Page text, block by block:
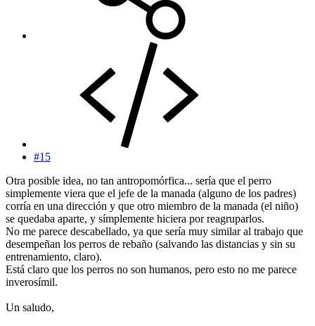
#15
Otra posible idea, no tan antropomórfica... sería que el perro
simplemente viera que el jefe de la manada (alguno de los padres)
corría en una dirección y que otro miembro de la manada (el niño)
se quedaba aparte, y símplemente hiciera por reagruparlos.
No me parece descabellado, ya que sería muy similar al trabajo que
desempeñan los perros de rebaño (salvando las distancias y sin su
entrenamiento, claro).
Está claro que los perros no son humanos, pero esto no me parece
inverosímil.
Un saludo,